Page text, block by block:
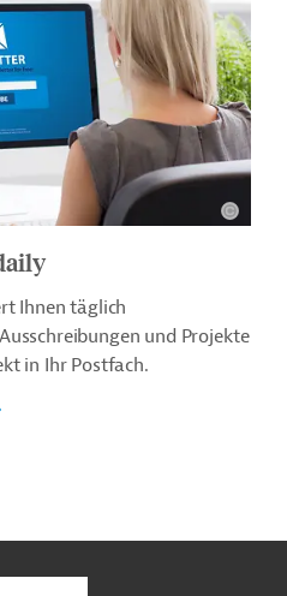
Ihnen täglich
und Projekte
in Ihr Postfach.